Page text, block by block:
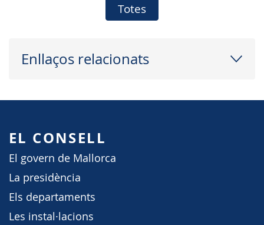
Totes
Enllaços relacionats
EL CONSELL
El govern de Mallorca
La presidència
Els departaments
Les instal·lacions